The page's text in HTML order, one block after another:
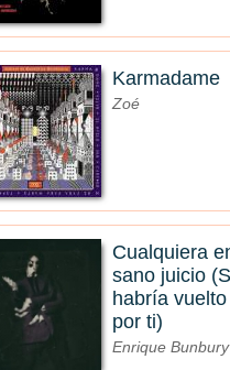
Karmadame
Zoé
Cualquiera
sano juicio
habría
por ti)
Enrique Bunbury